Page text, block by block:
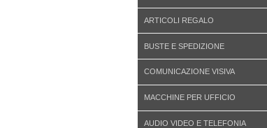
ARTICOLI REGALO
BUSTE E SPEDIZIONE
COMUNICAZIONE VISIVA
MACCHINE PER UFFICIO
AUDIO VIDEO E TELEFONIA